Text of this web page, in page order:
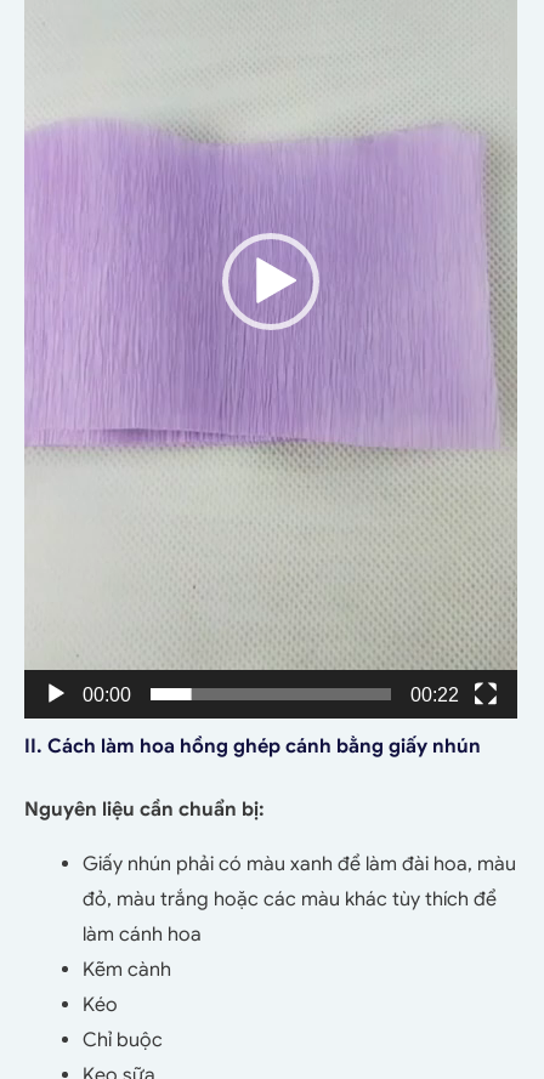
00:00 00:22
II. Cách làm hoa hồng ghép cánh bằng giấy nhún
Nguyên liệu cần chuẩn bị:
Giấy nhún phải có màu xanh để làm đài hoa, màu
đỏ, màu trắng hoặc các màu khác tùy thích để
làm cánh hoa
Kẽm cành
Kéo
Chỉ buộc